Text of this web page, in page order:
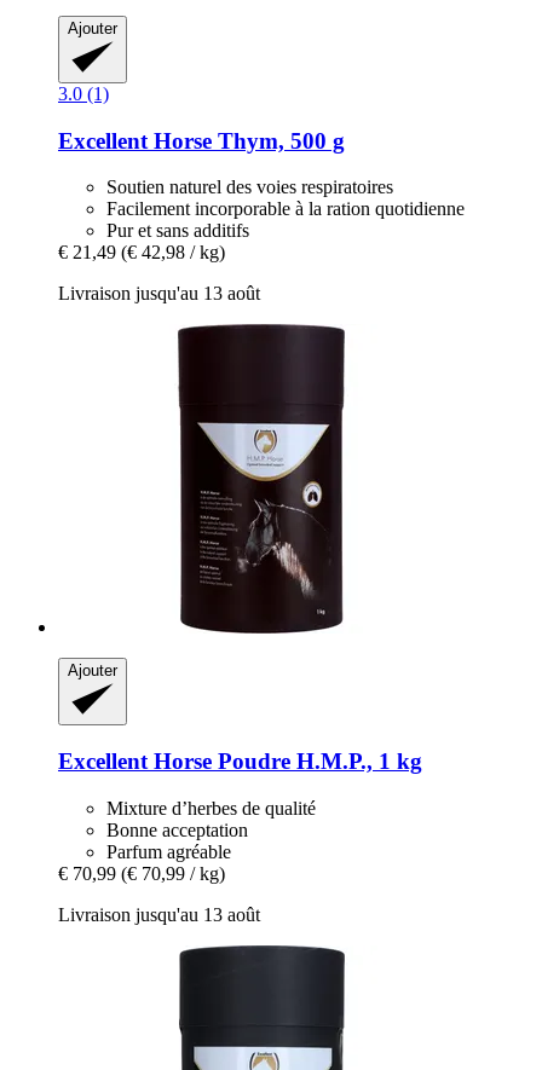
Ajouter
3.0 (1)
Excellent Horse Thym, 500 g
Soutien naturel des voies respiratoires
Facilement incorporable à la ration quotidienne
Pur et sans additifs
€ 21,49 (€ 42,98 / kg)
Livraison jusqu'au 13 août
Ajouter
Excellent Horse Poudre H.M.P., 1 kg
Mixture d’herbes de qualité
Bonne acceptation
Parfum agréable
€ 70,99 (€ 70,99 / kg)
Livraison jusqu'au 13 août